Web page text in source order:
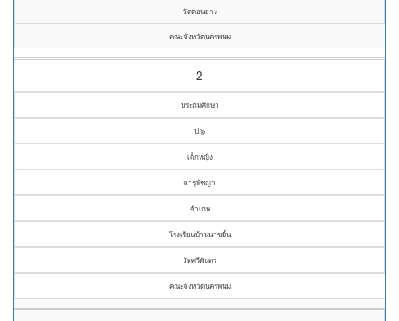
วัดดอนยาง
คณะจังหวัดนครพนม
2
ประถมศึกษา
ป.๖
เด็กหญิง
จารุพัชญา
คำเกษ
โรงเรียนบ้านนาขมิ้น
วัดศรีพันดร
คณะจังหวัดนครพนม